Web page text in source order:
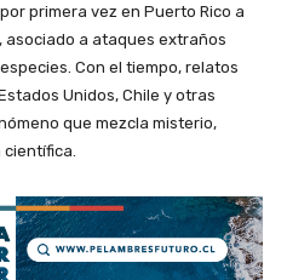
primera vez en Puerto Rico a
asociado a ataques extraños
Con el tiempo, relatos
Unidos, Chile y otras
que mezcla misterio,